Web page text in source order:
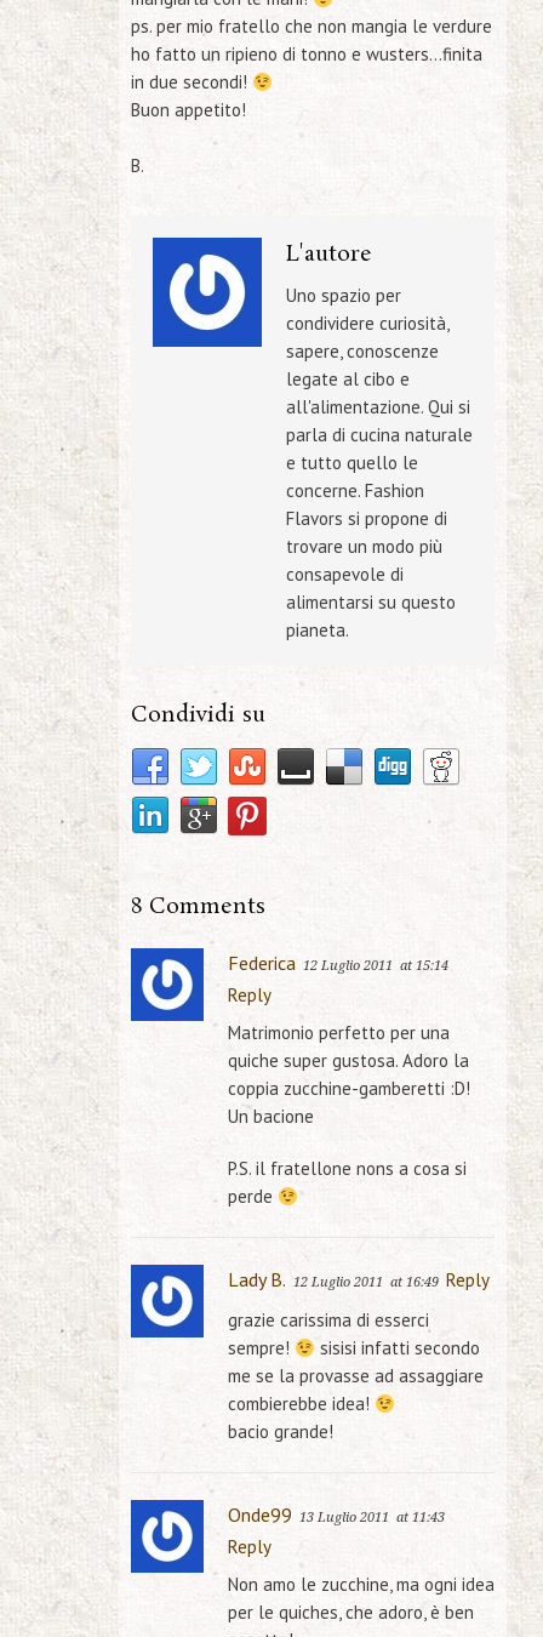
ps. per mio fratello che non mangia le verdure
ho fatto un ripieno di tonno e wusters…finita
in due secondi!
Buon appetito!
B.
L'autore
Uno spazio per
condividere curiosità,
sapere, conoscenze
legate al cibo e
all'alimentazione. Qui si
parla di cucina naturale
e tutto quello le
concerne. Fashion
Flavors si propone di
trovare un modo più
consapevole di
alimentarsi su questo
pianeta.
Condividi su
8 Comments
Federica 12 Luglio 2011 at 15:14
Reply
Matrimonio perfetto per una
quiche super gustosa. Adoro la
coppia zucchine-gamberetti :D!
Un bacione
P.S. il fratellone nons a cosa si
perde
Lady B. 12 Luglio 2011 at 16:49 Reply
grazie carissima di esserci
sempre!
sisisi infatti secondo
me se la provasse ad assaggiare
combierebbe idea!
bacio grande!
Onde99 13 Luglio 2011 at 11:43
Reply
Non amo le zucchine, ma ogni idea
per le quiches, che adoro, è ben